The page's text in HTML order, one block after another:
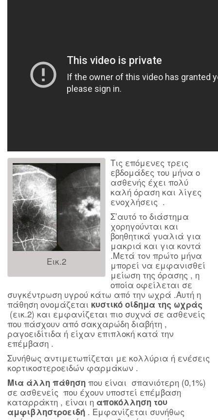
Εικ.2
Τις επόμενες τρεις
εβδομάδες του μήνα ο
ασθενής έχει πολύ
καλή όραση και λίγες
ενοχλήσεις .
Σ’αυτό το διάστημα
χορηγούνται και
βοηθητικά γυαλιά για
μακριά και για κοντά
.Μετά τον πρώτο μήνα
μπορεί να εμφανισθεί
μείωση της όρασης , η
οποία οφείλεται σε
συγκέντρωση υγρού κάτω από την ωχρά .Αυτή η
πάθηση ονομάζεται κυστικό οίδημα της ωχράς
(εικ.2) και εμφανίζεται πιο συχνά σε ασθενείς
που πάσχουν από σακχαρώδη διαβήτη ,
ραγοειδίτιδα ή είχαν επιπλοκή κατά την
επέμβαση .
Συνήθως αντιμετωπίζεται με κολλύρια ή ενέσεις
κορτικοστεροειδών φαρμάκων .
Μια άλλη πάθηση που είναι σπανιότερη (0,1%)
σε ασθενείς που έχουν υποστεί επέμβαση
καταρράκτη , είναι η αποκόλληση του
αμφιβληστροειδή . Εμφανίζεται συνήθως